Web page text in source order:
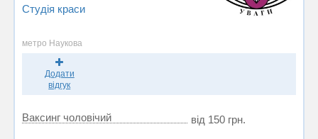
Студія краси
метро Наукова
Додати
відгук
Ваксинг чоловічий від 150 грн.